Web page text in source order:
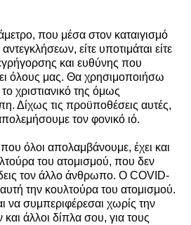
που μέσα στον καταιγισμό
είτε υποτιμάται είτε
και ευθύνης που
όλους μας. Θα χρησιμοποιήσω
χριστιανικό της όμως
Δίχως τις προϋποθέσεις αυτές,
τον φονικό ιό.
όλοι απολαμβάνουμε, έχει και
του ατομισμού, που δεν
τον άλλο άνθρωπο. Ο COVID-
την κουλτούρα του ατομισμού.
να συμπεριφέρεσαι χωρίς την
άλλοι δίπλα σου, για τους